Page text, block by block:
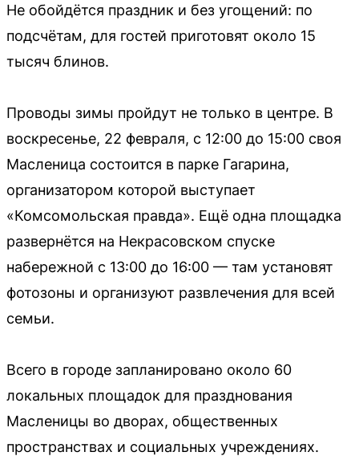
Не обойдётся праздник и без угощений: по
подсчётам, для гостей приготовят около 15
тысяч блинов.
Проводы зимы пройдут не только в центре. В
воскресенье, 22 февраля, с 12:00 до 15:00 своя
Масленица состоится в парке Гагарина,
организатором которой выступает
«Комсомольская правда». Ещё одна площадка
развернётся на Некрасовском спуске
набережной с 13:00 до 16:00 — там установят
фотозоны и организуют развлечения для всей
семьи.
Всего в городе запланировано около 60
локальных площадок для празднования
Масленицы во дворах, общественных
пространствах и социальных учреждениях.